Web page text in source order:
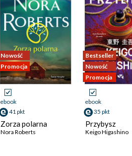
Nowość
Promocja
ebook
41 pkt
Zorza polarna
Nora Roberts
Bestseller
Nowość
Promocja
ebook
35 pkt
Przybysz
Keigo Higashino